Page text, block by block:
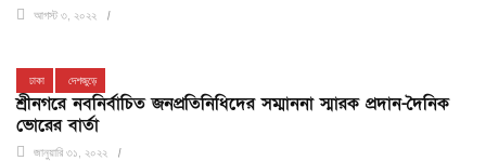
আগস্ট ৩, ২০২২
ঢাকা দেশজুড়ে
শ্রীনগরে নবনির্বাচিত জনপ্রতিনিধিদের সম্মাননা স্মারক প্রদান-দৈনিক
ভোরের বার্তা
জানুয়ারি ৩১, ২০২২